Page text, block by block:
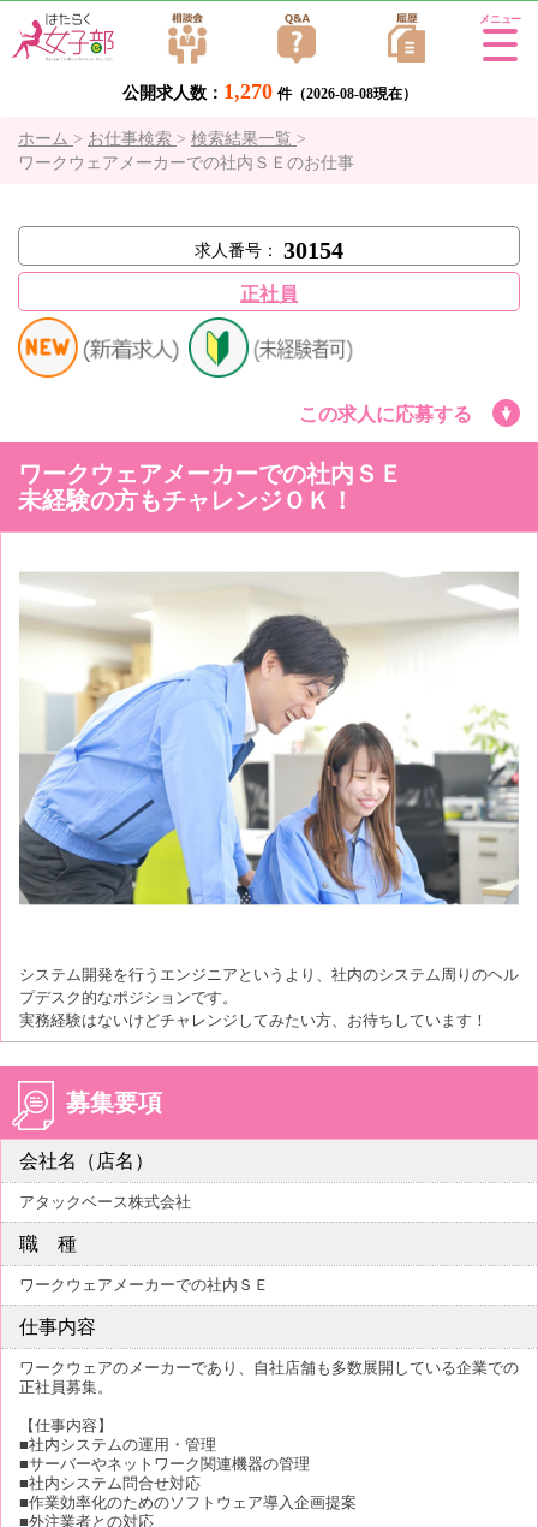
公開求人数： 1,270 件（2026-08-08現在）
Tog
ホーム > お仕事検索 > 検索結果一覧 >
ワークウェアメーカーでの社内ＳＥのお仕事
求人番号： 30154
正社員
この求人に応募する
ワークウェアメーカーでの社内ＳＥ
未経験の方もチャレンジＯＫ！
システム開発を行うエンジニアというより、社内のシステム周りのヘル
プデスク的なポジションです。
実務経験はないけどチャレンジしてみたい方、お待ちしています！
募集要項
会社名（店名）
アタックベース株式会社
職 種
ワークウェアメーカーでの社内ＳＥ
仕事内容
ワークウェアのメーカーであり、自社店舗も多数展開している企業での
正社員募集。
【仕事内容】
■社内システムの運用・管理
■サーバーやネットワーク関連機器の管理
■社内システム問合せ対応
■作業効率化のためのソフトウェア導入企画提案
■外注業者との対応